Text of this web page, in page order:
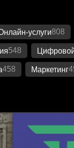
услуги808
548
458 Маркетинг